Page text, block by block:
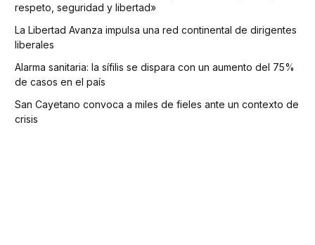
respeto, seguridad y libertad»
La Libertad Avanza impulsa una red continental de dirigentes
liberales
Alarma sanitaria: la sífilis se dispara con un aumento del 75%
de casos en el país
San Cayetano convoca a miles de fieles ante un contexto de
crisis